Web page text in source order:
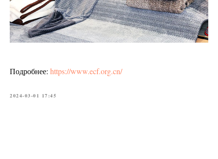
Подробнее: https://www.ecf.org.cn/
2024-03-01 17:45